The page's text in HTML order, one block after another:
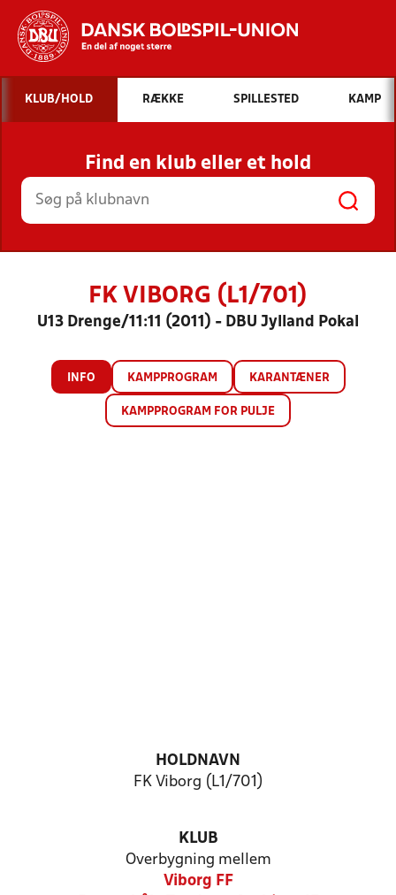
Hvad vil du søge efter?
INDHOLD OG NYHEDER
STILLINGER, RESULTATER, KLUBBER OG
HOLD
KLUB/HOLD RÆKKE SPILLESTED KAMP
Find en klub eller et hold
FK VIBORG (L1/701)
U13 Drenge/11:11 (2011) - DBU Jylland Pokal
INFO KAMPPROGRAM KARANTÆNER
KAMPPROGRAM FOR PULJE
HOLDNAVN
FK Viborg (L1/701)
KLUB
Overbygning mellem
Viborg FF